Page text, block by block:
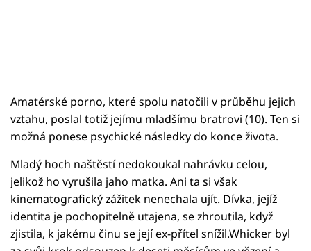
Amatérské porno, které spolu natočili v průběhu jejich
vztahu, poslal totiž jejímu mladšímu bratrovi (10). Ten si
možná ponese psychické následky do konce života.
Mladý hoch naštěstí nedokoukal nahrávku celou,
jelikož ho vyrušila jaho matka. Ani ta si však
kinematografický zážitek nenechala ujít. Dívka, jejíž
identita je pochopitelně utajena, se zhroutila, když
zjistila, k jakému činu se její ex-přítel snížil.Whicker byl